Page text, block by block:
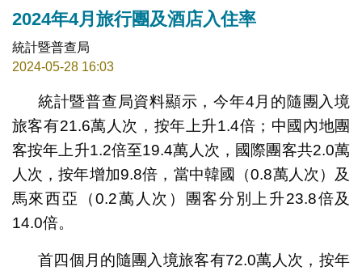
2024年4月旅行團及酒店入住率
統計暨普查局
2024-05-28 16:03
統計暨普查局資料顯示，今年4月的隨團入境
旅客有21.6萬人次，按年上升1.4倍；中國內地團
客按年上升1.2倍至19.4萬人次，國際團客共2.0萬
人次，按年增加9.8倍，當中韓國（0.8萬人次）及
馬來西亞（0.2萬人次）團客分別上升23.8倍及
14.0倍。
首四個月的隨團入境旅客有72.0萬人次，按年